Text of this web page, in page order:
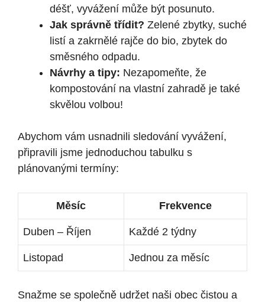
déšť, vyvážení může být posunuto.
Jak správně třídit? Zelené zbytky, suché
listí a zakrnělé rajče do bio, zbytek do
směsného odpadu.
Návrhy a tipy: Nezapomeňte, že
kompostování na vlastní zahradě je také
skvělou volbou!
Abychom vám usnadnili sledování vyvážení,
připravili jsme jednoduchou tabulku s
plánovanými termíny:
Měsíc Frekvence
Duben – Říjen Každé 2 týdny
Listopad Jednou za měsíc
Snažme se společně udržet naši obec čistou a